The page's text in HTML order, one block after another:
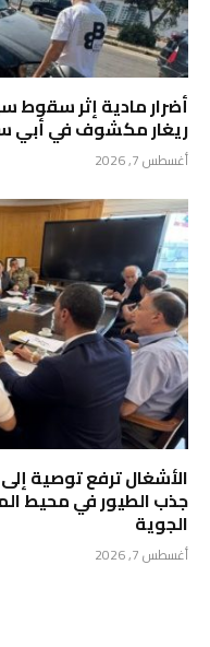
أضرار مادية إثر سقوط
ريغار مكشوف في أبي
أغسطس 7, 2026
الأشغال ترفع توصية
جذب الطيور في محيط
الجوية
أغسطس 7, 2026